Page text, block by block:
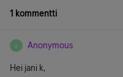
1 kommentti
A Anonymous
Hei jani k,